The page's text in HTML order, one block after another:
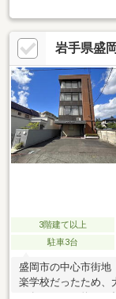
にはあまりにも惜し
お預かりしました。
購入してすぐに住め
かもしれません。「
ペース・ゆとりを感
他には代えがたい魅
ながら、生活のしや
岩手県盛
3階建て以上
駐車3台
盛岡市の中心市街地
楽学校だったため、